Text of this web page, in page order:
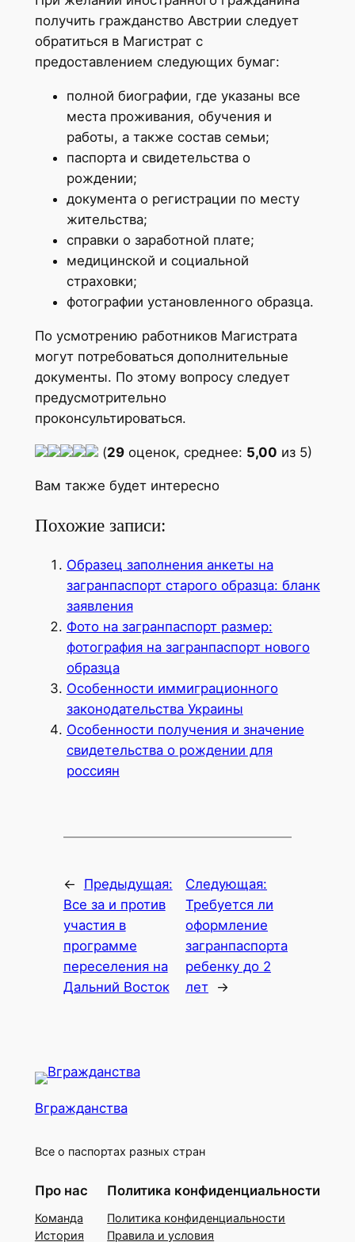
получить гражданство Австрии следует
обратиться в Магистрат с
предоставлением следующих бумаг:
полной биографии, где указаны все
места проживания, обучения и
работы, а также состав семьи;
паспорта и свидетельства о
рождении;
документа о регистрации по месту
жительства;
справки о заработной плате;
медицинской и социальной
страховки;
фотографии установленного образца.
По усмотрению работников Магистрата
могут потребоваться дополнительные
документы. По этому вопросу следует
предусмотрительно
проконсультироваться.
(29оценок, среднее: 5,00 из 5)
Вам также будет интересно
Похожие записи:
Образец заполнения анкеты на
загранпаспорт старого образца: бланк
заявления
Фото на загранпаспорт размер:
фотография на загранпаспорт нового
образца
Особенности иммиграционного
законодательства Украины
Особенности получения и значение
свидетельства о рождении для
россиян
←
Предыдущая:
Все за и против
участия в
программе
переселения на
Дальний Восток
Следующая:
Требуется ли
оформление
загранпаспорта
ребенку до 2
лет →
Вгражданства
Все о паспортах разных стран
Про нас
Команда
История
Политика конфиденциальности
Политика конфиденциальности
Правила и условия